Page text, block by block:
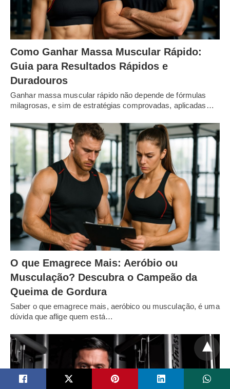
Como Ganhar Massa Muscular Rápido:
Guia para Resultados Rápidos e
Duradouros
Ganhar massa muscular rápido não depende de fórmulas
milagrosas, e sim de estratégias comprovadas, aplicadas…
O que Emagrece Mais: Aeróbio ou
Musculação? Descubra o Campeão da
Queima de Gordura
Saber o que emagrece mais, aeróbico ou musculação, é uma
dúvida que aflige quem está…